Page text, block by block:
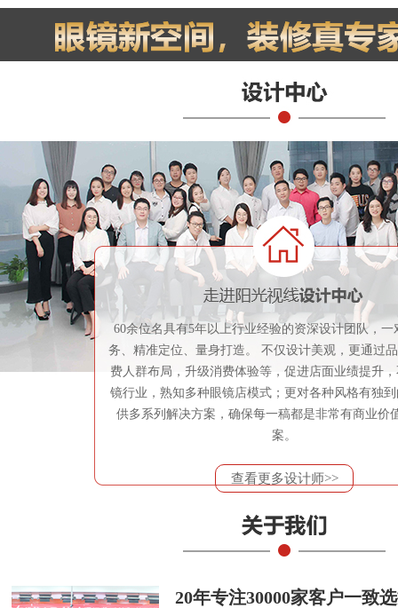
60余位名具有5年以上行业经验的资深设计团队，一
务、精准定位、量身打造。 不仅设计美观，更通过
费人群布局，升级消费体验等，促进店面业绩提升
镜行业，熟知多种眼镜店模式；更对各种风格有独
供多系列解决方案，确保每一稿都是非常有商业价
案。
查看更多设计师>>
20年专注30000家客户一致